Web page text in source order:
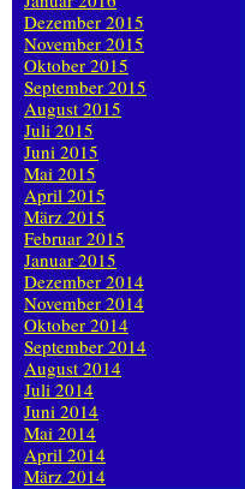
Dezember 2015
November 2015
Oktober 2015
September 2015
August 2015
Juli 2015
Juni 2015
Mai 2015
April 2015
März 2015
Februar 2015
Januar 2015
Dezember 2014
November 2014
Oktober 2014
September 2014
August 2014
Juli 2014
Juni 2014
Mai 2014
April 2014
März 2014